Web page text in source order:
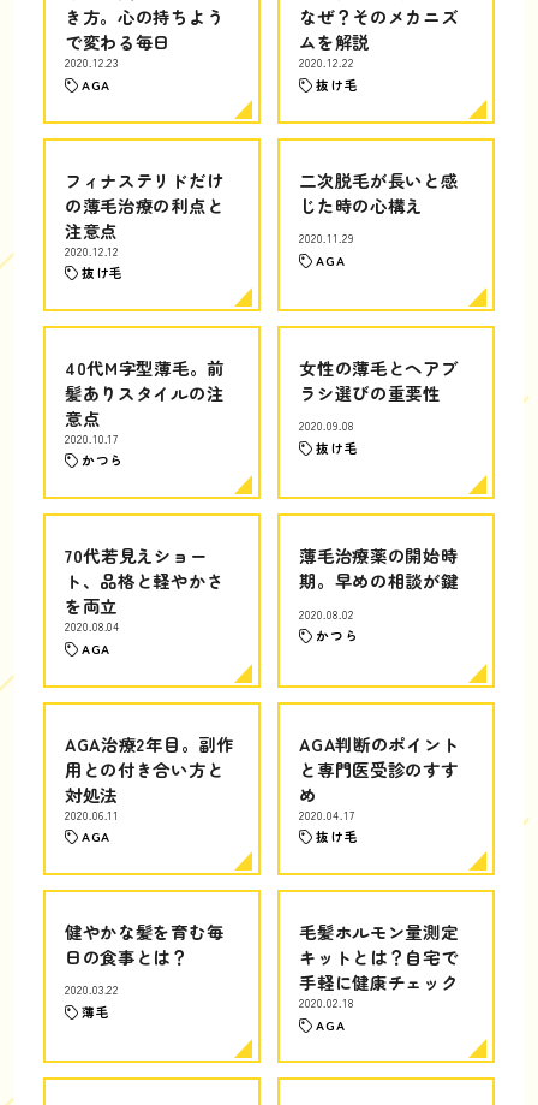
き方。心の持ちよう
で変わる毎日
2020.12.23
AGA
なぜ？そのメカニズ
ムを解説
2020.12.22
抜け毛
フィナステリドだけ
の薄毛治療の利点と
注意点
2020.12.12
抜け毛
二次脱毛が長いと感
じた時の心構え
2020.11.29
AGA
40代M字型薄毛。前
髪ありスタイルの注
意点
2020.10.17
かつら
女性の薄毛とヘアブ
ラシ選びの重要性
2020.09.08
抜け毛
70代若見えショー
ト、品格と軽やかさ
を両立
2020.08.04
AGA
薄毛治療薬の開始時
期。早めの相談が鍵
2020.08.02
かつら
AGA治療2年目。副作
用との付き合い方と
対処法
2020.06.11
AGA
AGA判断のポイント
と専門医受診のすす
め
2020.04.17
抜け毛
健やかな髪を育む毎
日の食事とは？
2020.03.22
薄毛
毛髪ホルモン量測定
キットとは？自宅で
手軽に健康チェック
2020.02.18
AGA